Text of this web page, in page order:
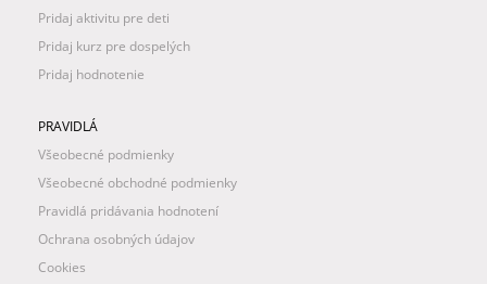
Pridaj aktivitu pre deti
Pridaj kurz pre dospelých
Pridaj hodnotenie
PRAVIDLÁ
Všeobecné podmienky
Všeobecné obchodné podmienky
Pravidlá pridávania hodnotení
Ochrana osobných údajov
Cookies